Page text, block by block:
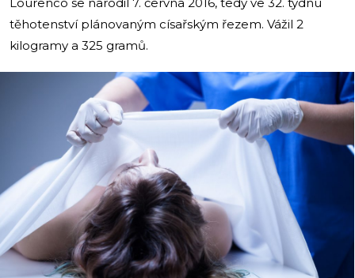
těhotenství plánovaným císařským řezem. Vážil 2
kilogramy a 325 gramů.